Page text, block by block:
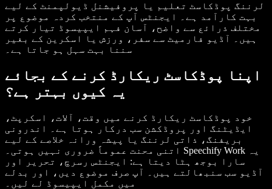
لرننگ پوڈکاسٹ تعلیم یا پروفیشنل ڈیولپمنٹ کے لیے
بہت کارآمد ہے۔ ایجنٹس آپ کے منتخب کردہ موضوع پر
مختلف ذرائع سے واضح، آسان فہم ایپیسوڈ تیار کرتے
ہیں۔ آڈیو فارمیٹ سے سفر، ورزش یا اسکرین کے بغیر
سننا بہت سہل ہو جاتا ہے۔
اپنا پوڈکاسٹ ریکارڈ کرنے کے بجائے
یہ کیوں بہتر ہے؟
خود پوڈکاسٹ ریکارڈ کرنے میں وقت، آلات، اسکرپٹ،
ایڈیٹنگ اور پروڈکشن سب درکار ہوتا ہے۔ اندرونی
بریفنگ، ذاتی لرننگ یا پیشہ ورانہ خلاصے کے لیے
اتنی محنت عموماً ضروری نہیں ہوتی۔ Speechify Work یہ
سارا بوجھ ہٹا دیتا ہے: ایجنٹس رسرچ، تحریر اور
آڈیو سب سنبھالتے ہیں۔ آپ صرف موضوع دیں، اور بدلے
میں مکمل ایپیسوڈ لے لیں۔